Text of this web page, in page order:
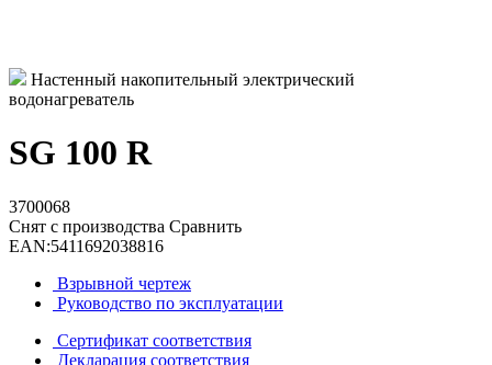
Настенный накопительный электрический
водонагреватель
SG 100 R
3700068
Снят с производства Сравнить
EAN:5411692038816
Взрывной чертеж
Руководство по эксплуатации
Сертификат соответствия
Декларация соответствия